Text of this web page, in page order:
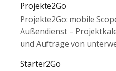
Projekte2Go
Projekte2Go: mobile
Außendienst –
und Aufträge von
Starter2Go